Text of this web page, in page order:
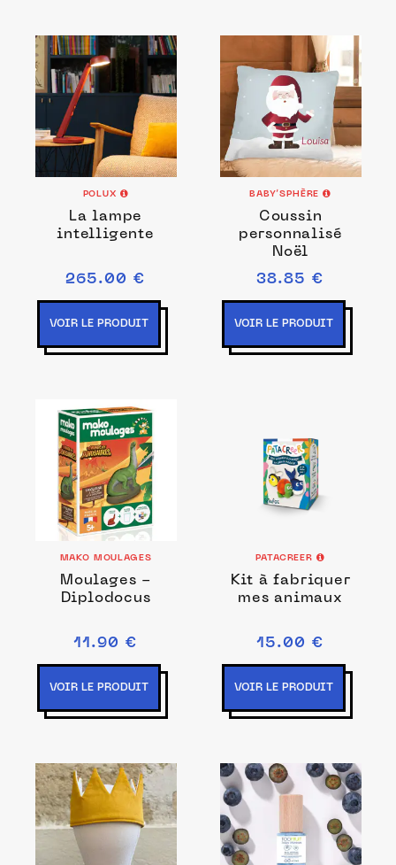
POLUX
La lampe
intelligente
265.00 €
VOIR LE PRODUIT
BABY’SPHÈRE
Coussin
personnalisé
Noël
38.85 €
VOIR LE PRODUIT
MAKO MOULAGES
Moulages -
Diplodocus
11.90 €
VOIR LE PRODUIT
PATACREER
Kit à fabriquer
mes animaux
15.00 €
VOIR LE PRODUIT